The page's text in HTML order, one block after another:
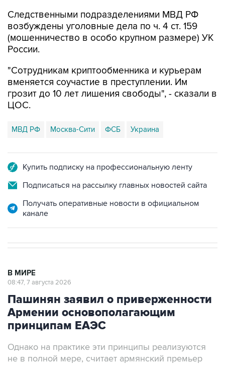
Следственными подразделениями МВД РФ
возбуждены уголовные дела по ч. 4 ст. 159
(мошенничество в особо крупном размере) УК
России.
"Сотрудникам криптообменника и курьерам
вменяется соучастие в преступлении. Им
грозит до 10 лет лишения свободы", - сказали в
ЦОС.
МВД РФ Москва-Сити ФСБ Украина
Купить подписку на профессиональную ленту
Подписаться на рассылку главных новостей сайта
Получать оперативные новости в официальном
канале
В МИРЕ
08:47, 7 августа 2026
Пашинян заявил о приверженности
Армении основополагающим
принципам ЕАЭС
Однако на практике эти принципы реализуются
не в полной мере, считает армянский премьер